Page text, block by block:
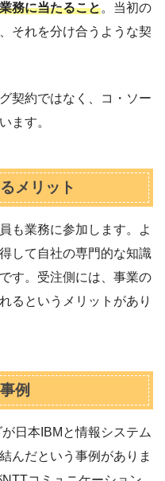
務に当たること。当初の
それを分け合うような契
契約ではなく、コ・ソー
ます。
メリット
も業務に参加します。よ
して自社の専門的な知識
す。受注側には、事業の
るというメリットがあり
例
日本IBMと情報システム
んだという事例がありま